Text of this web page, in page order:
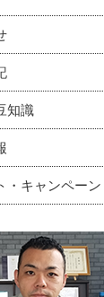
知識
・キャンペーン